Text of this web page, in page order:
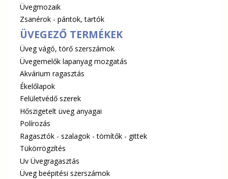
Üvegmozaik
Zsanérok - pántok, tartók
ÜVEGEZŐ TERMÉKEK
Üveg vágó, törő szerszámok
Üvegemelők lapanyag mozgatás
Akvárium ragasztás
Ékelőlapok
Felületvédő szerek
Hőszigetelt üveg anyagai
Polírozás
Ragasztók - szalagok - tömítők - gittek
Tükörrögzítés
Uv Üvegragasztás
Üveg beépitési szerszámok